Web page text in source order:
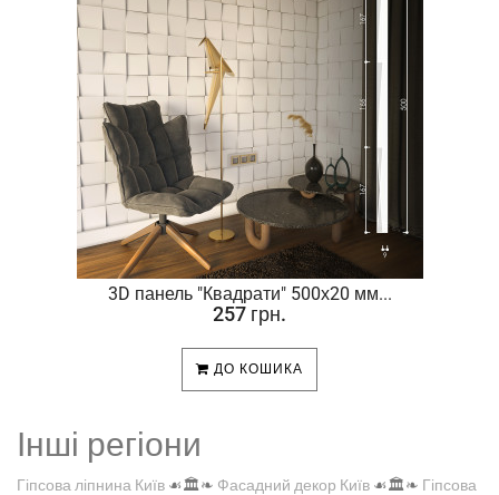
3D панель "Квадрати" 500х20 мм...
257 грн.
ДО КОШИКА
Інші регіони
Гіпсова ліпнина Київ ☙🏛️❧ Фасадний декор Київ ☙🏛️❧ Гіпсова